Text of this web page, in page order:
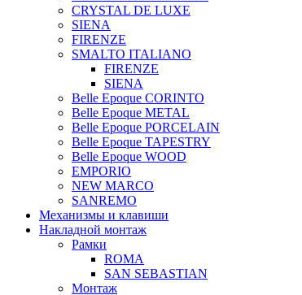
CRYSTAL DE LUXE
SIENA
FIRENZE
SMALTO ITALIANO
FIRENZE
SIENA
Belle Epoque CORINTO
Belle Epoque METAL
Belle Epoque PORCELAIN
Belle Epoque TAPESTRY
Belle Epoque WOOD
EMPORIO
NEW MARCO
SANREMO
Механизмы и клавиши
Накладной монтаж
Рамки
ROMA
SAN SEBASTIAN
Монтаж